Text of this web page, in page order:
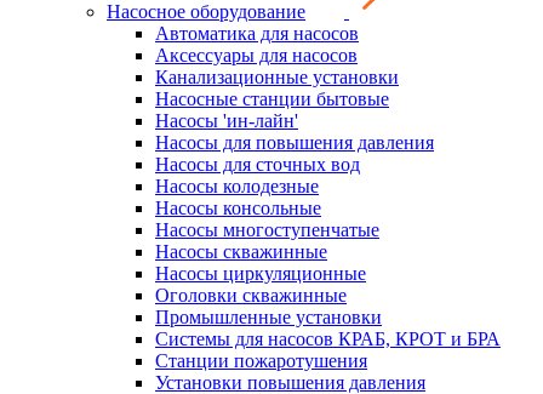
Насосное оборудование
Автоматика для насосов
Аксессуары для насосов
Канализационные установки
Насосные станции бытовые
Насосы 'ин-лайн'
Насосы для повышения давления
Насосы для сточных вод
Насосы колодезные
Насосы консольные
Насосы многоступенчатые
Насосы скважинные
Насосы циркуляционные
Оголовки скважинные
Промышленные установки
Системы для насосов КРАБ, КРОТ и БРА
Станции пожаротушения
Установки повышения давления